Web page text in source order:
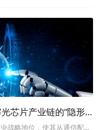
芯片产业链的“隐形
战略地位，使其从通信配